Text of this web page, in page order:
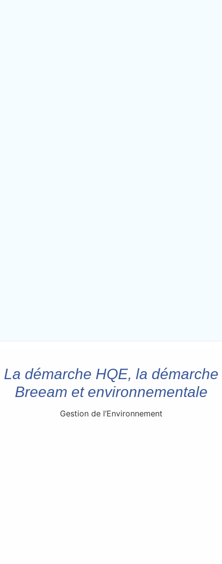
La démarche HQE, la démarche
Breeam et environnementale
Gestion de l’Environnement